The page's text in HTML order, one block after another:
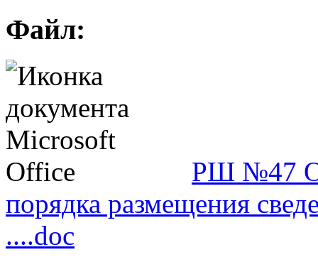
Файл:
РШ №47
порядка размещения
....doc